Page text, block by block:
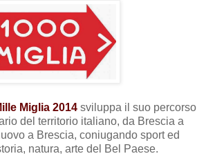
Miglia 2014sviluppa il suo percorso
del territorio italiano, da Brescia a
a Brescia, coniugando sport ed
natura, arte del Bel Paese.